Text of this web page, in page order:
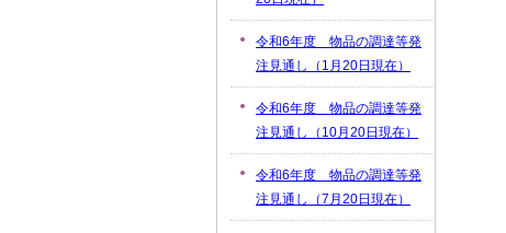
令和6年度 物品の調達等発
注見通し（1月20日現在）
令和6年度 物品の調達等発
注見通し（10月20日現在）
令和6年度 物品の調達等発
注見通し（7月20日現在）